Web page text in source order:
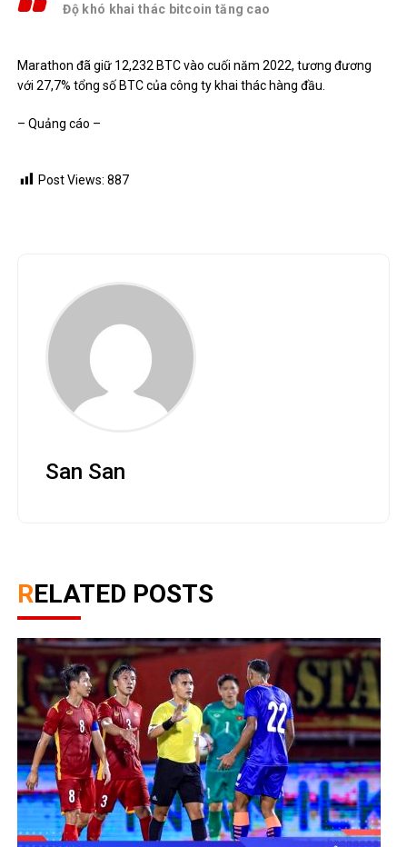
Độ khó khai thác bitcoin tăng cao
Marathon đã giữ 12,232 BTC vào cuối năm 2022, tương đương
với 27,7% tổng số BTC của công ty khai thác hàng đầu.
– Quảng cáo –
Post Views: 887
San San
RELATED POSTS